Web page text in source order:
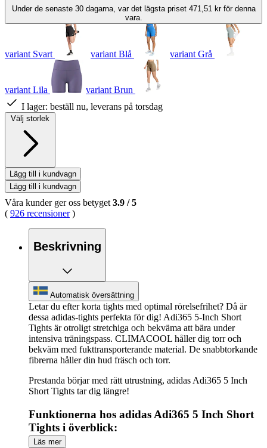
Under de senaste 30 dagarna, var det lägsta priset 471,51 kr för denna
vara.
variant Svart variant Blå variant Grå
variant Lila
variant Brun
I lager: beställ nu, leverans på torsdag
Välj storlek
Lägg till i kundvagn
Lägg till i kundvagn
Våra kunder ger oss betyget 3.9 /5
( 926 recensioner)
Beskrivning
Automatisk översättning
Letar du efter korta tights med optimal rörelsefrihet? Då är
dessa adidas-tights perfekta för dig! Adi365 5-Inch Short
Tights är otroligt stretchiga och bekväma att bära under
intensiva träningspass. CLIMACOOL håller dig torr och
bekväm med fukttransporterande material. De snabbtorkande
fibrerna håller din hud fräsch och torr.
Prestanda börjar med rätt utrustning, adidas Adi365 5 Inch
Short Tights tar dig längre!
Funktionerna hos adidas Adi365 5 Inch Short
Tights i överblick:
Läs mer